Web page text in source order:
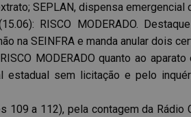
SEPLAN, dispensa emergencial
RISCO MODERADO.
na SEINFRA e manda anular dois
MODERADO quanto ao
estadual sem licitação e pelo
109 a 112), pela contagem da Rádio